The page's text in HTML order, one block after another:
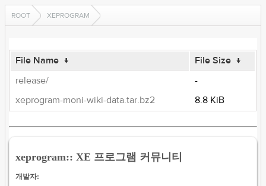
ROOT XEPROGRAM
File Name ↓ File Size ↓
release/
-
xeprogram-moni-wiki-data.tar.bz2
8.8 KiB
xeprogram:: XE 프로그램 커뮤니티
개발자: